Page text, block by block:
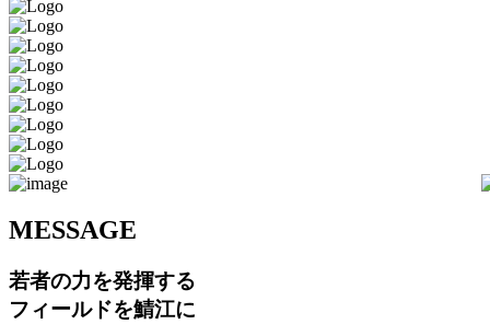
MESSAGE
若者の力を発揮する
フィールドを鯖江に